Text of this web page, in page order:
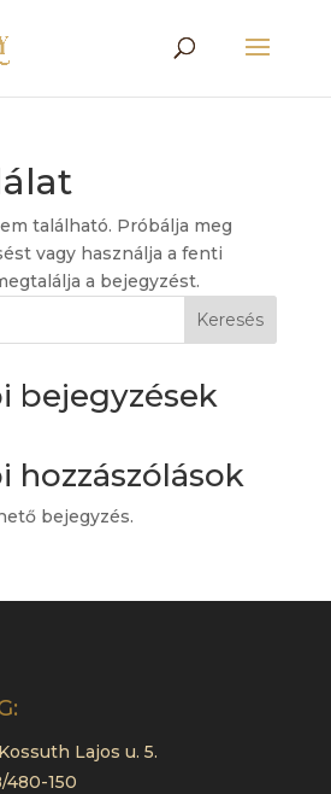
található. Próbálja meg
vagy használja a fenti
a bejegyzést.
Keresés
bejegyzések
hozzászólások
bejegyzés.
Lajos u. 5.
150